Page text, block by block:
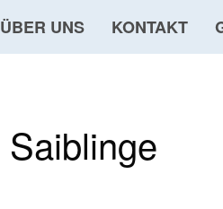
ÜBER UNS KONTAKT
Saiblinge